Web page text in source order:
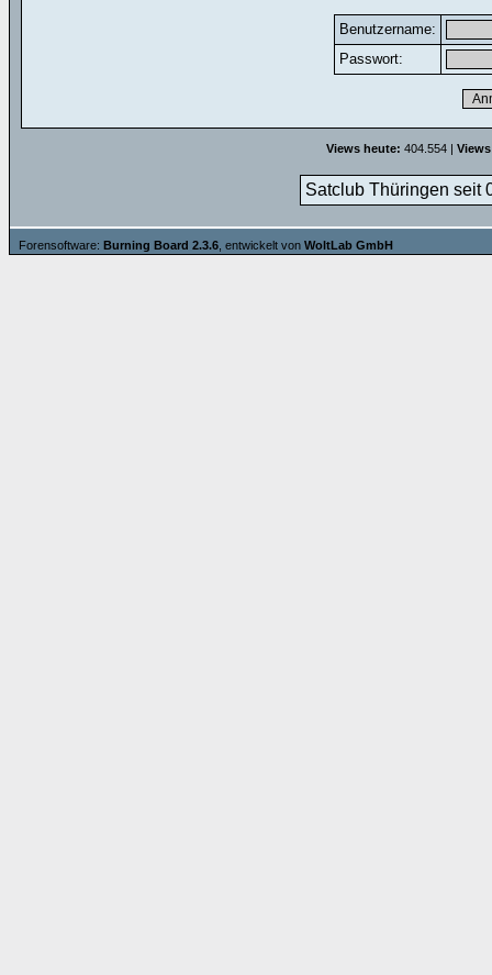
Benutzername:
Passwort:
Views heute: 404.554 |
Satclub Thüringen seit
Forensoftware: Burning Board 2.3.6 , entwickelt von WoltLab GmbH